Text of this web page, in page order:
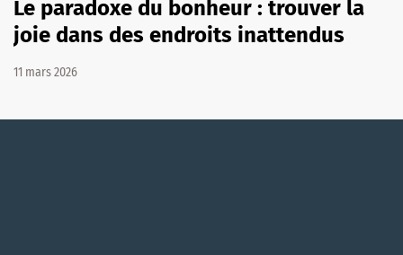
Le paradoxe du bonheur : trouver la
joie dans des endroits inattendus
11 mars 2026